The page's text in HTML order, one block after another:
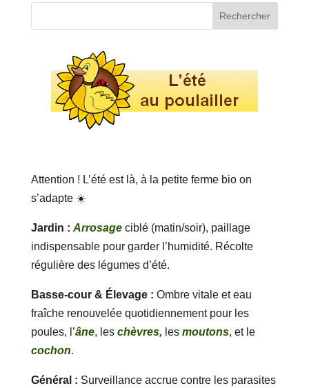
Attention ! L’été est là, à la petite ferme bio on
s’adapte ☀️
Jardin : Arrosageciblé (matin/soir), paillage
indispensable pour garder l’humidité. Récolte
régulière des légumes d’été.
Basse-cour & Élevage : Ombre vitale et eau
fraîche renouvelée quotidiennement pour les
poules, l’âne, les chèvres, les moutons, et le
cochon.
Général : Surveillance accrue contre les parasites